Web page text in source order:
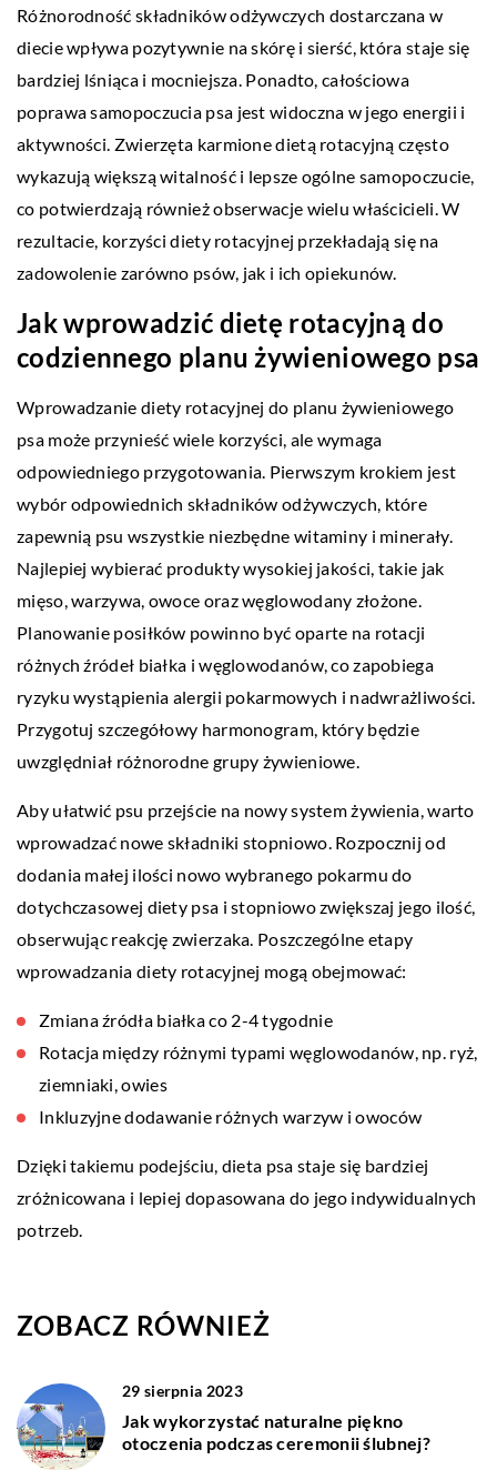
Różnorodność składników odżywczych dostarczana w
diecie wpływa pozytywnie na skórę i sierść, która staje się
bardziej lśniąca i mocniejsza. Ponadto, całościowa
poprawa samopoczucia psa jest widoczna w jego energii i
aktywności. Zwierzęta karmione dietą rotacyjną często
wykazują większą witalność i lepsze ogólne samopoczucie,
co potwierdzają również obserwacje wielu właścicieli. W
rezultacie, korzyści diety rotacyjnej przekładają się na
zadowolenie zarówno psów, jak i ich opiekunów.
Jak wprowadzić dietę rotacyjną do
codziennego planu żywieniowego psa
Wprowadzanie diety rotacyjnej do planu żywieniowego
psa może przynieść wiele korzyści, ale wymaga
odpowiedniego przygotowania. Pierwszym krokiem jest
wybór odpowiednich składników odżywczych, które
zapewnią psu wszystkie niezbędne witaminy i minerały.
Najlepiej wybierać produkty wysokiej jakości, takie jak
mięso, warzywa, owoce oraz węglowodany złożone.
Planowanie posiłków powinno być oparte na rotacji
różnych źródeł białka i węglowodanów, co zapobiega
ryzyku wystąpienia alergii pokarmowych i nadwrażliwości.
Przygotuj szczegółowy harmonogram, który będzie
uwzględniał różnorodne grupy żywieniowe.
Aby ułatwić psu przejście na nowy system żywienia, warto
wprowadzać nowe składniki stopniowo. Rozpocznij od
dodania małej ilości nowo wybranego pokarmu do
dotychczasowej diety psa i stopniowo zwiększaj jego ilość,
obserwując reakcję zwierzaka. Poszczególne etapy
wprowadzania diety rotacyjnej mogą obejmować:
Zmiana źródła białka co 2-4 tygodnie
Rotacja między różnymi typami węglowodanów, np. ryż,
ziemniaki, owies
Inkluzyjne dodawanie różnych warzyw i owoców
Dzięki takiemu podejściu, dieta psa staje się bardziej
zróżnicowana i lepiej dopasowana do jego indywidualnych
potrzeb.
ZOBACZ RÓWNIEŻ
29 sierpnia 2023
Jak wykorzystać naturalne piękno
otoczenia podczas ceremonii ślubnej?